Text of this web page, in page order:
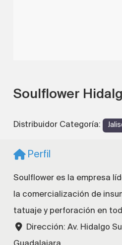
Soulflower
Distribuidor Categoría:
Perfil
Soulflower es la empresa
la comercialización de
tatuaje y perforación en
Dirección:Av. Hidalgo